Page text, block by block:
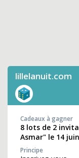
lillelanuit.com
Cadeaux à gagner
8 lots de 2
Asmar" le 14
Principe